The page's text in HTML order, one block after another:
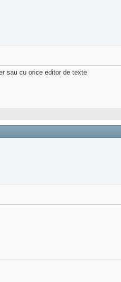
sau cu orice editor de texte